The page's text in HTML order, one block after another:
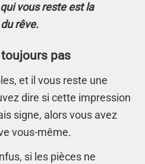
vous reste est la
rêve.
pas
et il vous reste une
dire si cette impression
signe, alors vous avez
vous-même.
si les pièces ne